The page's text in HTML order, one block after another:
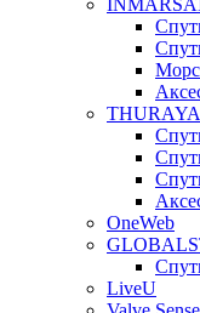
THURAYA
OneWeb
LiveU